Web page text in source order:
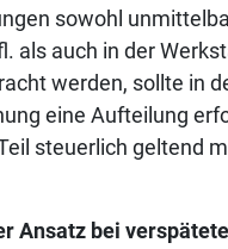
sowohl
als auch in der
werden, sollte in
eine Aufteilung
steuerlich geltend
Ansatz bei